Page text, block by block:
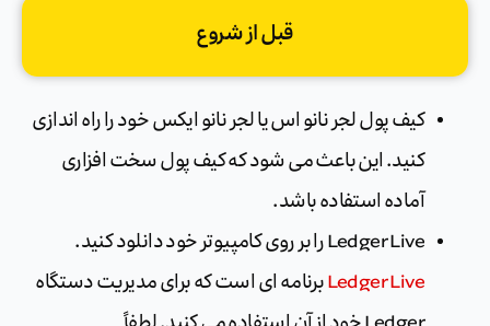
قبل از شروع
کیف پول لجر نانو اس یا لجر نانو ایکس خود را راه اندازی
کنید. این باعث می شود که کیف پول سخت افزاری
آماده استفاده باشد.
Ledger Live را بر روی کامپیوتر خود دانلود کنید.
Ledger Liveبرنامه ای است که برای مدیریت دستگاه
Ledger خود از آن استفاده می کنید. لطفاً